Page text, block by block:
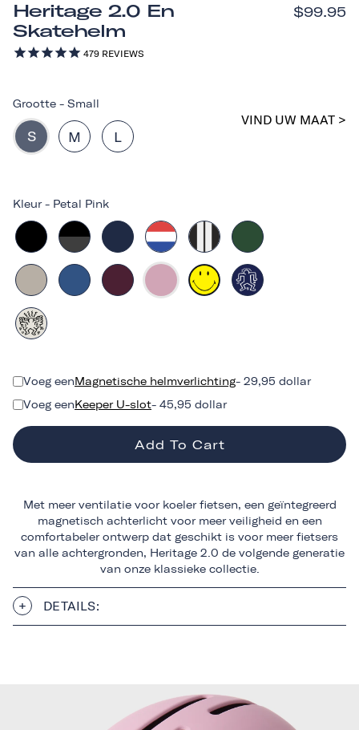
Heritage 2.0 En
Skatehelm
479 REVIEWS
$99.95
Kleur - Petal Pink
Grootte - Small
S M L
VIND UW MAAT >
Voeg eenMagnetische helmverlichting- 29,95 dollar
Voeg eenKeeper U-slot- 45,95 dollar
Add To Cart
Met meer ventilatie voor koeler fietsen, een geïntegreerd
magnetisch achterlicht voor meer veiligheid en een
comfortabeler ontwerp dat geschikt is voor meer fietsers
van alle achtergronden, Heritage 2.0 de volgende generatie
van onze klassieke collectie.
DETAILS: